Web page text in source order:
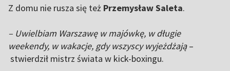
Z domu nie rusza się też Przemysław Saleta.
– Uwielbiam Warszawę w majówkę, w długie
weekendy, w wakacje, gdy wszyscy wyjeżdżają–
stwierdził mistrz świata w kick-boxingu.